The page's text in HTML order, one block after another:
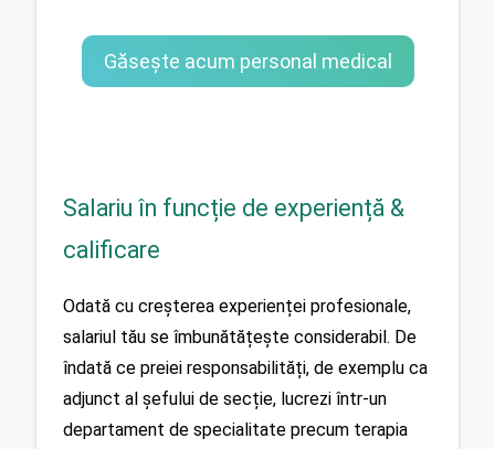
Găsește acum personal medical
Salariu în funcție de experiență &
calificare
Odată cu creșterea experienței profesionale,
salariul tău se îmbunătățește considerabil. De
îndată ce preiei responsabilități, de exemplu ca
adjunct al șefului de secție, lucrezi într-un
departament de specialitate precum terapia